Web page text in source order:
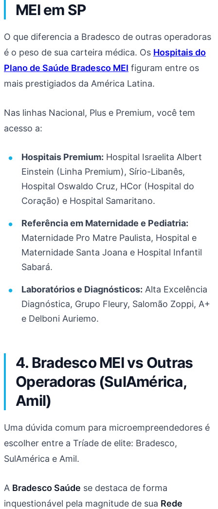
MEI em SP
O que diferencia a Bradesco de outras operadoras
é o peso de sua carteira médica. Os Hospitais do
Plano de Saúde Bradesco MEI figuram entre os
mais prestigiados da América Latina.
Nas linhas Nacional, Plus e Premium, você tem
acesso a:
Hospitais Premium: Hospital Israelita Albert
Einstein (Linha Premium), Sírio-Libanês,
Hospital Oswaldo Cruz, HCor (Hospital do
Coração) e Hospital Samaritano.
Referência em Maternidade e Pediatria:
Maternidade Pro Matre Paulista, Hospital e
Maternidade Santa Joana e Hospital Infantil
Sabará.
Laboratórios e Diagnósticos: Alta Excelência
Diagnóstica, Grupo Fleury, Salomão Zoppi, A+
e Delboni Auriemo.
4. Bradesco MEI vs Outras
Operadoras (SulAmérica,
Amil)
Uma dúvida comum para microempreendedores é
escolher entre a Tríade de elite: Bradesco,
SulAmérica e Amil.
A Bradesco Saúde se destaca de forma
inquestionável pela magnitude de sua Rede